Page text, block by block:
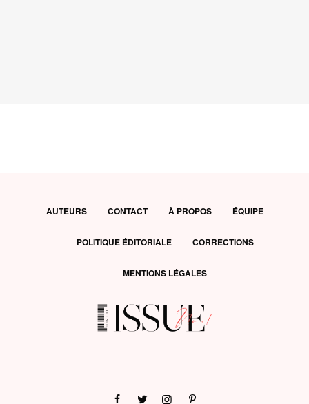
AUTEURS CONTACT À PROPOS ÉQUIPE
POLITIQUE ÉDITORIALE CORRECTIONS
MENTIONS LÉGALES